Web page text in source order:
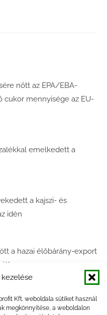
kezelése
Kft. weboldala sütiket használ
megkönnyítése, a weboldalon
nőtt az EPA/EBA-
cukor mennyisége az EU-
emelkedett a
a kajszi- és
idén
a hazai élőbárány-export
a baromfivágás